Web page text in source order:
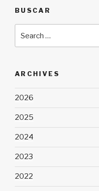
BUSCAR
for:
ARCHIVES
2026
2025
2024
2023
2022